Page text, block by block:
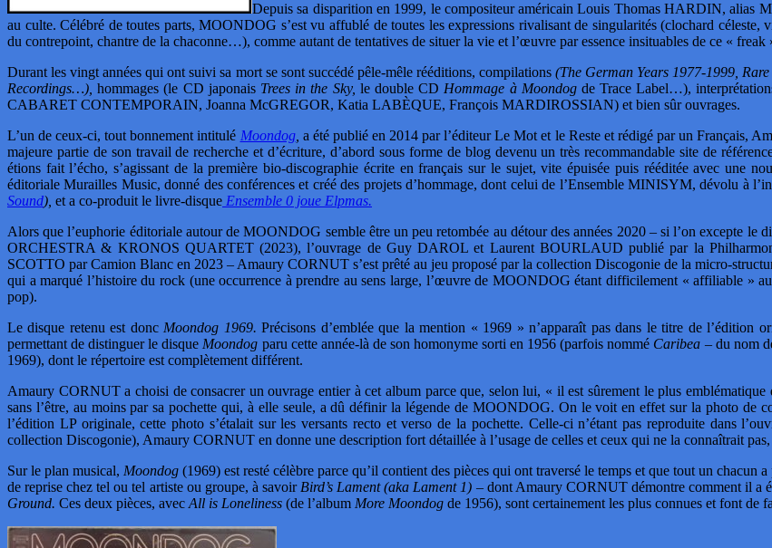
Depuis sa disparition en 1999, le compositeur américain Louis Thomas HARDIN, alias
au culte. Célébré de toutes parts, MOONDOG s’est vu affublé de toutes les expressions rivalisant de singularités (clochard
du contrepoint, chantre de la chaconne…), comme autant de tentatives de situer la vie et l’œuvre par essence insituables de ce «
Durant les vingt années qui ont suivi sa mort se sont succédé pêle-mêle rééditions, compilations (The German Years 1977-1999,
Recordings…), hommages (le CD japonais Trees in the Sky, le double CD Hommage à Moondogde Trace Label…),
CABARET CONTEMPORAIN, Joanna McGREGOR, Katia LABÈQUE, François MARDIROSSIAN) et bien sûr ouvrages.
L’un de ceux-ci, tout bonnement intitulé Moondog, a été publié en 2014 par l’éditeur Le Mot et le Reste et rédigé par un Français,
majeure partie de son travail de recherche et d’écriture, d’abord sous forme de blog devenu un très recommandable site de
étions fait l’écho, s’agissant de la première bio-discographie écrite en français sur le sujet, vite épuisée puis rééditée avec une
éditoriale Murailles Music, donné des conférences et créé des projets d’hommage, dont celui de l’Ensemble MINISYM, dévolu à
Sound), et a co-produit le livre-disque Ensemble 0 joue Elpmas.
Alors que l’euphorie éditoriale autour de MOONDOG semble être un peu retombée au détour des années 2020 – si l’on excepte le
ORCHESTRA & KRONOS QUARTET (2023), l’ouvrage de Guy DAROL et Laurent BOURLAUD publié par la
SCOTTO par Camion Blanc en 2023 – Amaury CORNUT s’est prêté au jeu proposé par la collection Discogonie de la micro-
qui a marqué l’histoire du rock (une occurrence à prendre au sens large, l’œuvre de MOONDOG étant difficilement « affiliable »
pop).
Le disque retenu est donc Moondog 1969. Précisons d’emblée que la mention « 1969 » n’apparaît pas dans le titre de l’édition
permettant de distinguer le disque Moondog paru cette année-là de son homonyme sorti en 1956 (parfois nommé Caribea – du nom
1969), dont le répertoire est complètement différent.
Amaury CORNUT a choisi de consacrer un ouvrage entier à cet album parce que, selon lui, « il est sûrement le plus
sans l’être, au moins par sa pochette qui, à elle seule, a dû définir la légende de MOONDOG. On le voit en effet sur la photo de
l’édition LP originale, cette photo s’étalait sur les versants recto et verso de la pochette. Celle-ci n’étant pas reproduite dans
collection Discogonie), Amaury CORNUT en donne une description fort détaillée à l’usage de celles et ceux qui ne la connaîtrait
Sur le plan musical, Moondog (1969) est resté célèbre parce qu’il contient des pièces qui ont traversé le temps et que tout un
de reprise chez tel ou tel artiste ou groupe, à savoir Bird’s Lament (aka Lament 1) – dont Amaury CORNUT démontre comment il a
Ground. Ces deux pièces, avec All is Loneliness (de l’album More Moondog de 1956), sont certainement les plus connues et font